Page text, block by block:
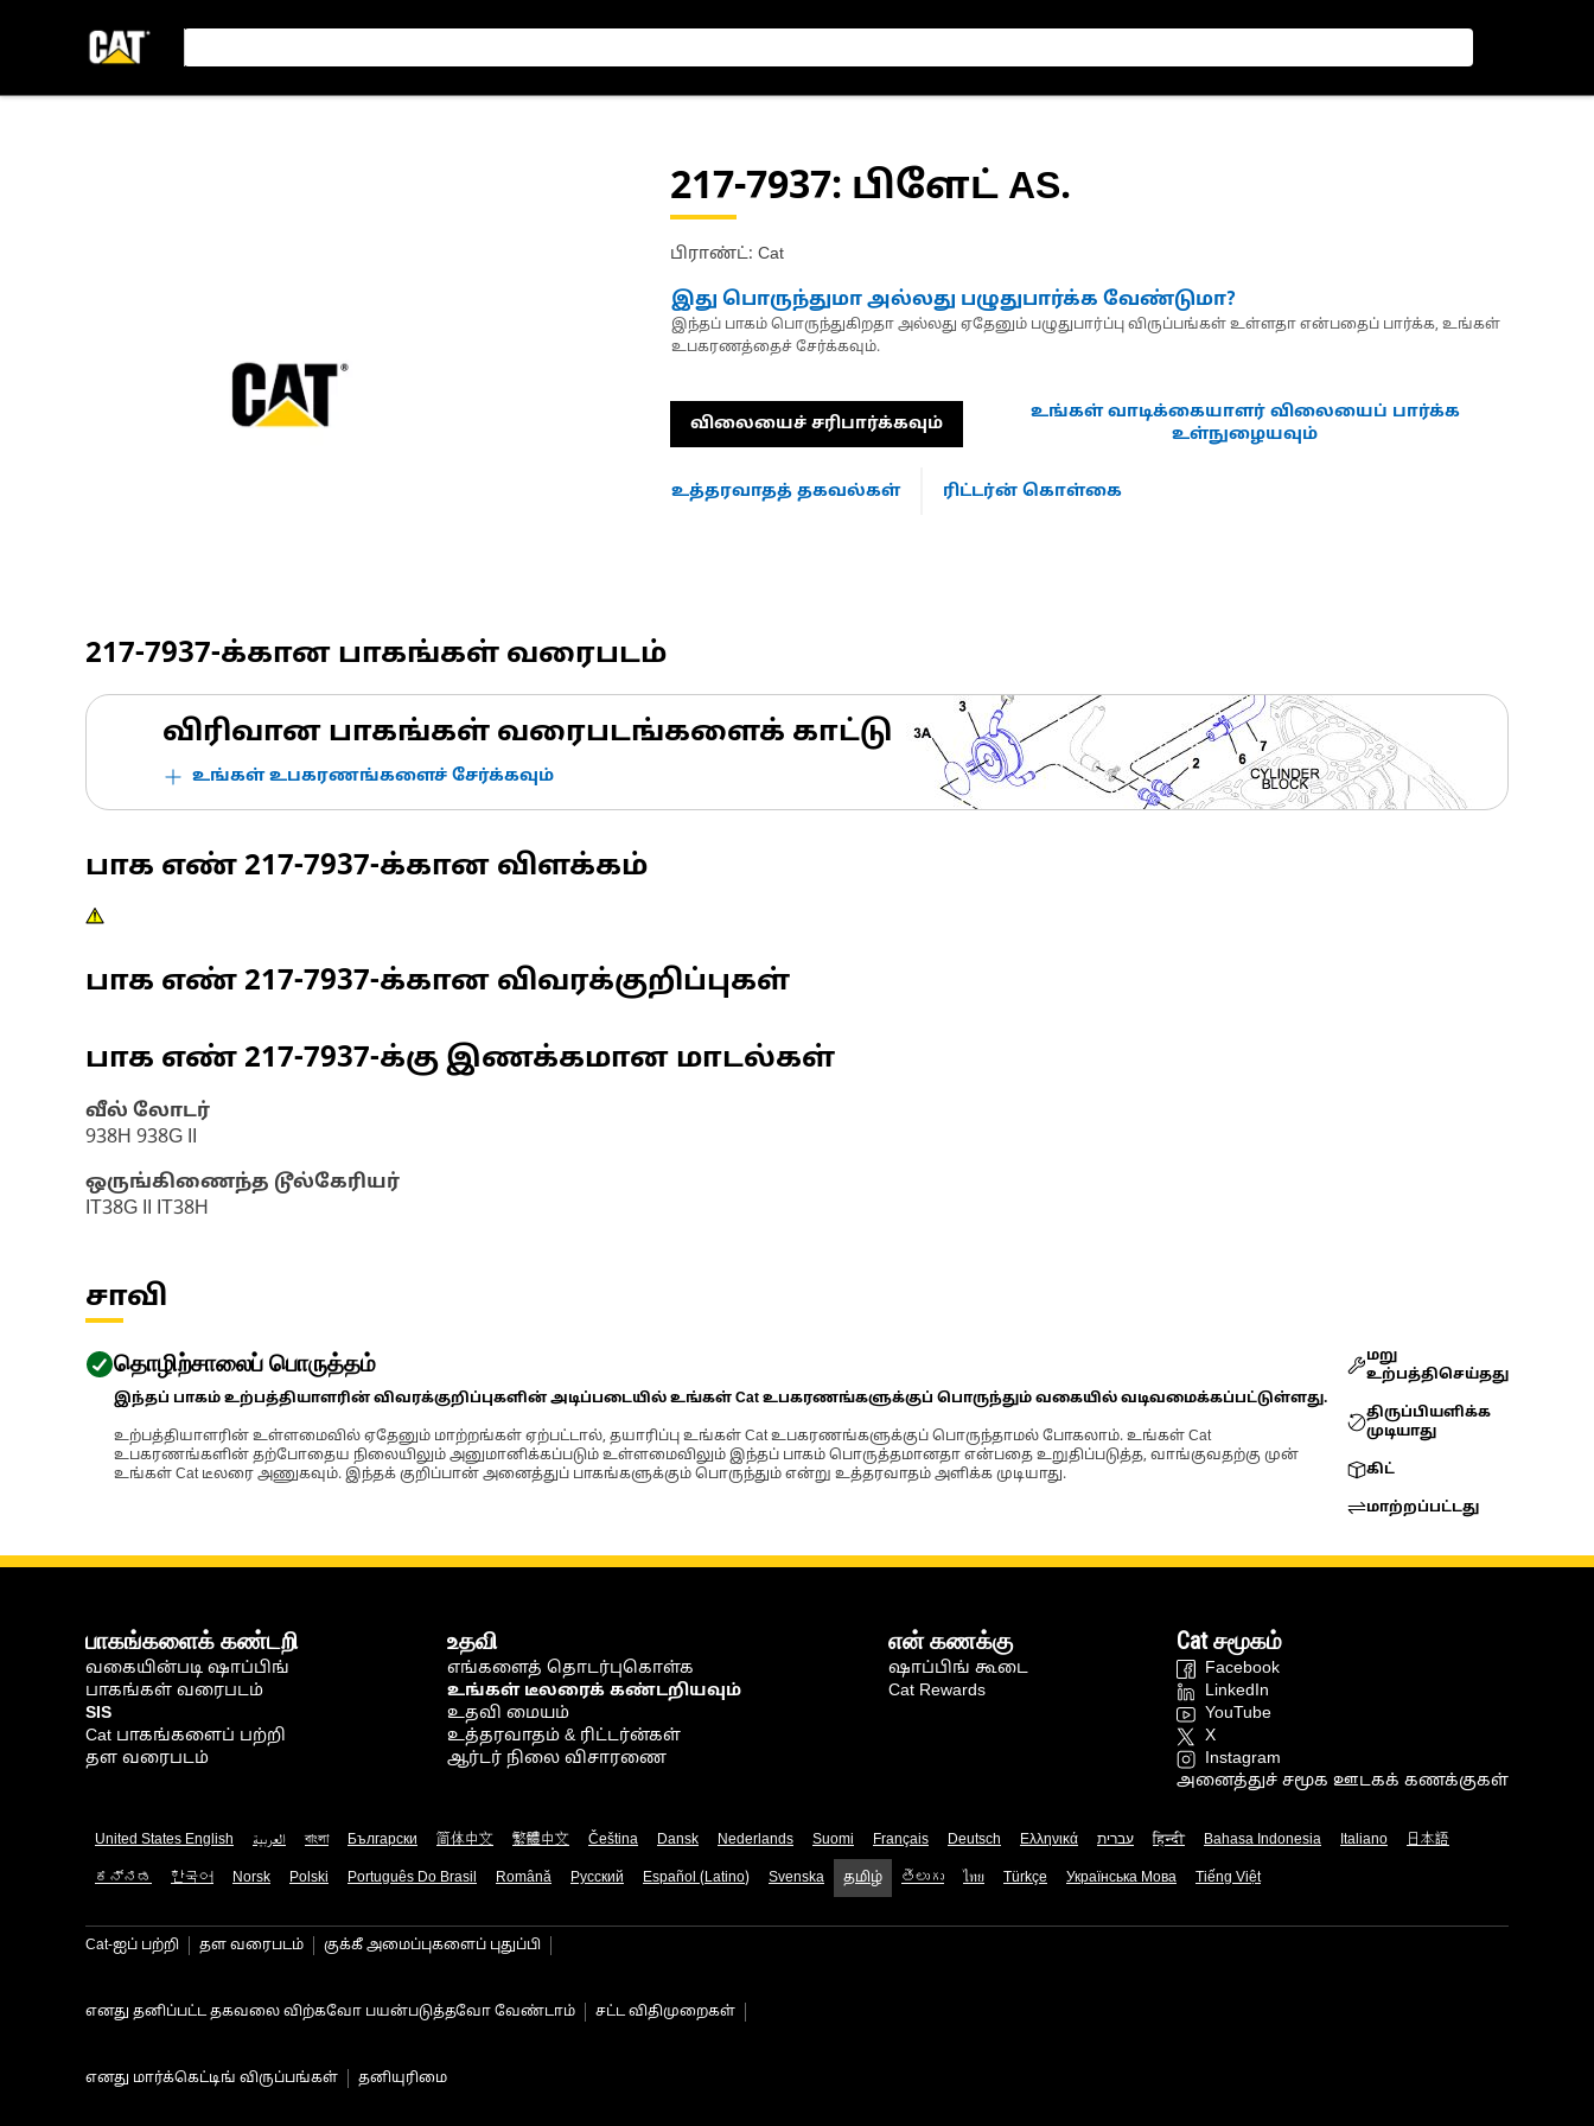
217-7937: பிளேட் AS.
பிராண்ட்: Cat
இது பொருந்துமா அல்லது பழுதுபார்க்க வேண்டுமா?
இந்தப் பாகம் பொருந்துகிறதா அல்லது ஏதேனும் பழுதுபார்ப்பு விருப்பங்கள் உள்ளதா என்பதைப் பார்க்க, உங்கள்
உபகரணத்தைச் சேர்க்கவும்.
விலையைச் சரிபார்க்கவும்
உங்கள் வாடிக்கையாளர் விலையைப் பார்க்க
உள்நுழையவும்
உத்தரவாதத் தகவல்கள் ரிட்டர்ன் கொள்கை
217-7937-க்கான பாகங்கள் வரைபடம்
விரிவான பாகங்கள் வரைபடங்களைக் காட்டு
உங்கள் உபகரணங்களைச் சேர்க்கவும்
பாக எண் 217-7937-க்கான விளக்கம்
பாக எண் 217-7937-க்கான விவரக்குறிப்புகள்
பாக எண் 217-7937-க்கு இணக்கமான மாடல்கள்
வீல் லோடர்
938H 938G II
ஒருங்கிணைந்த டூல்கேரியர்
IT38G II IT38H
சாவி
தொழிற்சாலைப் பொருத்தம்
இந்தப் பாகம் உற்பத்தியாளரின் விவரக்குறிப்புகளின் அடிப்படையில் உங்கள் Cat உபகரணங்களுக்குப் பொருந்தும் வகையில் வடிவமைக்கப்பட்டுள்ளது.
உற்பத்தியாளரின் உள்ளமைவில் ஏதேனும் மாற்றங்கள் ஏற்பட்டால், தயாரிப்பு உங்கள் Cat உபகரணங்களுக்குப் பொருந்தாமல் போகலாம். உங்கள் Cat
உபகரணங்களின் தற்போதைய நிலையிலும் அனுமானிக்கப்படும் உள்ளமைவிலும் இந்தப் பாகம் பொருத்தமானதா என்பதை உறுதிப்படுத்த, வாங்குவதற்கு முன்
உங்கள் Cat டீலரை அணுகவும். இந்தக் குறிப்பான் அனைத்துப் பாகங்களுக்கும் பொருந்தும் என்று உத்தரவாதம் அளிக்க முடியாது.
மறு
உற்பத்திசெய்தது
திருப்பியளிக்க
முடியாது
கிட்
மாற்றப்பட்டது
பாகங்களைக் கண்டறி
வகையின்படி ஷாப்பிங்
பாகங்கள் வரைபடம்
SIS
Cat பாகங்களைப் பற்றி
தள வரைபடம்
உதவி
எங்களைத் தொடர்புகொள்க
உங்கள் டீலரைக் கண்டறியவும்
உதவி மையம்
உத்தரவாதம் & ரிட்டர்ன்கள்
ஆர்டர் நிலை விசாரணை
என் கணக்கு
ஷாப்பிங் கூடை
Cat Rewards
Cat சமூகம்
Facebook
LinkedIn
YouTube
X
Instagram
அனைத்துச் சமூக ஊடகக் கணக்குகள்
United States English العربية বাংলা Български 简体中文 繁體中文 Čeština Dansk Nederlands Suomi Français Deutsch Ελληνικά עברית हिन्दी Bahasa Indonesia Italiano 日本語
ಕನ್ನಡ 한국어 Norsk Polski Português Do Brasil Română Русский Español (Latino) Svenska தமிழ் తెలుగు ไทย Türkçe Українська Мова Tiếng Việt
Cat-ஐப் பற்றி தள வரைபடம் குக்கீ அமைப்புகளைப் புதுப்பி
எனது தனிப்பட்ட தகவலை விற்கவோ பயன்படுத்தவோ வேண்டாம் சட்ட விதிமுறைகள்
எனது மார்க்கெட்டிங் விருப்பங்கள் தனியுரிமை